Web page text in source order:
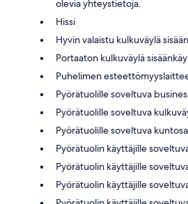
olevia yhteystietoja.
Hissi
Hyvin valaistu kulkuväylä
Portaaton kulkuväylä
Puhelimen
Pyörätuolille soveltuva
Pyörätuolille soveltuva
Pyörätuolille soveltuva
Pyörätuolin käyttäjille
Pyörätuolin käyttäjille
Pyörätuolin käyttäjille